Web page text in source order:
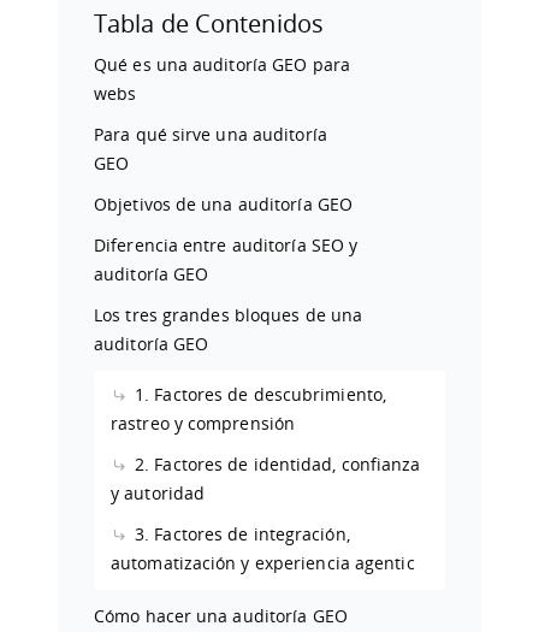
Tabla de Contenidos
Qué es una auditoría GEO para
webs
Para qué sirve una auditoría
GEO
Objetivos de una auditoría GEO
Diferencia entre auditoría SEO y
auditoría GEO
Los tres grandes bloques de una
auditoría GEO
1. Factores de descubrimiento,
rastreo y comprensión
2. Factores de identidad, confianza
y autoridad
3. Factores de integración,
automatización y experiencia agentic
Cómo hacer una auditoría GEO